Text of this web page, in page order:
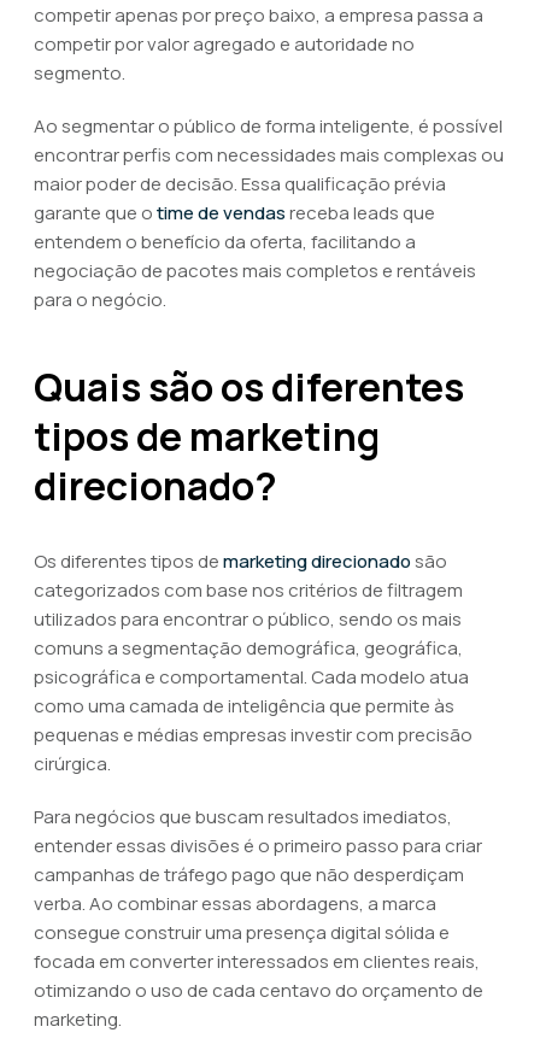
competir apenas por preço baixo, a empresa passa a
competir por valor agregado e autoridade no
segmento.
Ao segmentar o público de forma inteligente, é possível
encontrar perfis com necessidades mais complexas ou
maior poder de decisão. Essa qualificação prévia
garante que otime de vendasreceba leads que
entendem o benefício da oferta, facilitando a
negociação de pacotes mais completos e rentáveis
para o negócio.
Quais são os diferentes
tipos de marketing
direcionado?
Os diferentes tipos demarketing direcionado são
categorizados com base nos critérios de filtragem
utilizados para encontrar o público, sendo os mais
comuns a segmentação demográfica, geográfica,
psicográfica e comportamental. Cada modelo atua
como uma camada de inteligência que permite às
pequenas e médias empresas investir com precisão
cirúrgica.
Para negócios que buscam resultados imediatos,
entender essas divisões é o primeiro passo para criar
campanhas de tráfego pago que não desperdiçam
verba. Ao combinar essas abordagens, a marca
consegue construir uma presença digital sólida e
focada em converter interessados em clientes reais,
otimizando o uso de cada centavo do orçamento de
marketing.